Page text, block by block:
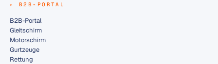
B2B-PORTAL
B2B-Portal
Gleitschirm
Motorschirm
Gurtzeuge
Rettung